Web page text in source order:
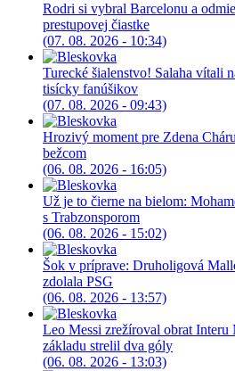
Rodri si vybral Barcelonu a
prestupovej čiastke
(07. 08. 2026 - 10:34)
Turecké šialenstvo! Salaha vítali
tisícky fanúšikov
(07. 08. 2026 - 09:43)
Hrozivý moment pre Zdena
bežcom
(06. 08. 2026 - 16:05)
Už je to čierne na bielom:
s Trabzonsporom
(06. 08. 2026 - 15:02)
Šok v príprave: Druholigová
zdolala PSG
(06. 08. 2026 - 13:57)
Leo Messi zrežíroval obrat Interu
základu strelil dva góly
(06. 08. 2026 - 13:03)